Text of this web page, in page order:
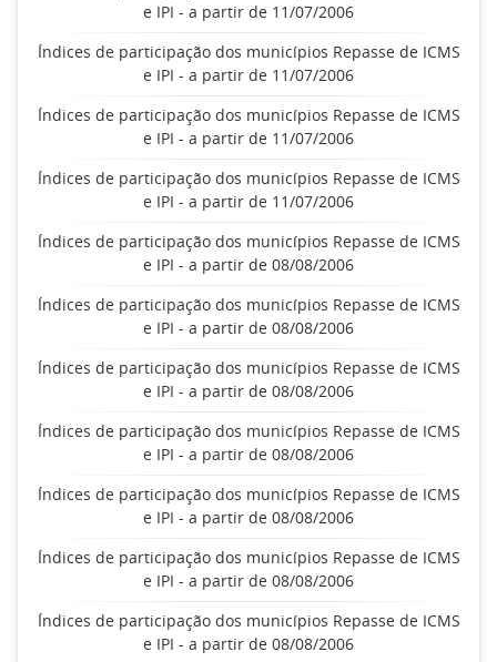
e IPI - a partir de 11/07/2006
Índices de participação dos municípios Repasse de ICMS
e IPI - a partir de 11/07/2006
Índices de participação dos municípios Repasse de ICMS
e IPI - a partir de 11/07/2006
Índices de participação dos municípios Repasse de ICMS
e IPI - a partir de 11/07/2006
Índices de participação dos municípios Repasse de ICMS
e IPI - a partir de 08/08/2006
Índices de participação dos municípios Repasse de ICMS
e IPI - a partir de 08/08/2006
Índices de participação dos municípios Repasse de ICMS
e IPI - a partir de 08/08/2006
Índices de participação dos municípios Repasse de ICMS
e IPI - a partir de 08/08/2006
Índices de participação dos municípios Repasse de ICMS
e IPI - a partir de 08/08/2006
Índices de participação dos municípios Repasse de ICMS
e IPI - a partir de 08/08/2006
Índices de participação dos municípios Repasse de ICMS
e IPI - a partir de 08/08/2006